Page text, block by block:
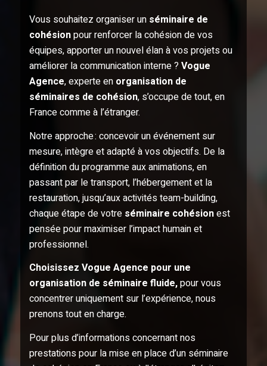
Vous souhaitez organiser un séminaire de
cohésionpour renforcer la cohésion de vos
équipes, apporter un nouvel élan à vos projets ou
améliorer la communication interne ?Vogue
Agence, experte en organisation de
séminaires de cohésion, s’occupe de tout, en
France comme à l’étranger.
Notre approche : concevoir un événement sur
mesure, intègre et adapté à vos objectifs. De la
définition du programme aux animations, en
passant par le transport, l’hébergement et la
restauration, jusqu’aux activités team-building,
chaque étape de votre séminaire cohésionest
pensée pour maximiser l’impact humain et
professionnel.
Choisissez Vogue Agence pour une
organisation de séminaire fluide,pour vous
concentrer uniquement sur l’expérience, nous
prenons tout en charge.
Pour plus d’informations concernant nos
prestations pour la mise en place d’un séminaire